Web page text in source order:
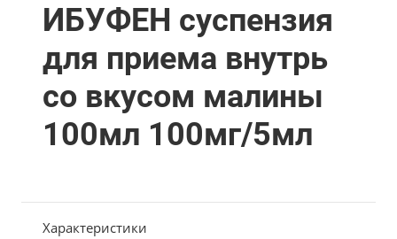
ИБУФЕН суспензия
для приема внутрь
со вкусом малины
100мл 100мг/5мл
Характеристики